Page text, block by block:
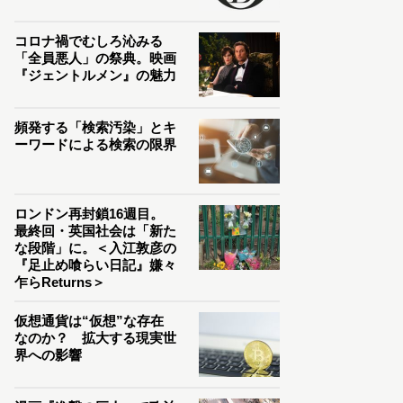
コロナ禍でむしろ沁みる
「全員悪人」の祭典。映画
『ジェントルメン』の魅力
頻発する「検索汚染」とキ
ーワードによる検索の限界
ロンドン再封鎖16週目。
最終回・英国社会は「新た
な段階」に。＜入江敦彦の
『足止め喰らい日記』嫌々
乍らReturns＞
仮想通貨は“仮想”な存在
なのか？ 拡大する現実世
界への影響